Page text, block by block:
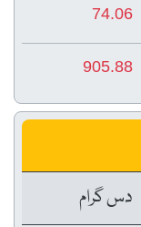
74.06
905.88
دس گرام